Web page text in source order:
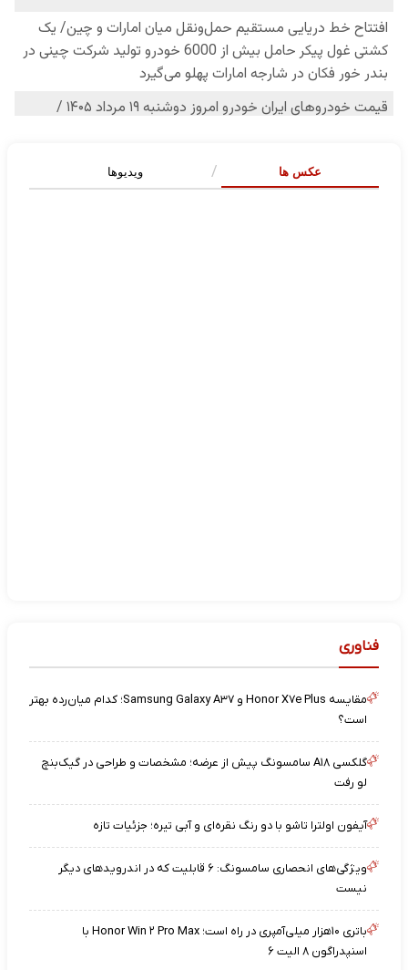
عکس ها ویدیوها
فناوری
مقایسه Honor X۷e Plus و Samsung Galaxy A۳۷؛ کدام میان‌رده بهتر
است؟
گلکسی A۱۸ سامسونگ پیش از عرضه؛ مشخصات و طراحی در گیک‌بنچ
لو رفت
آیفون اولترا تاشو با دو رنگ نقره‌ای و آبی تیره؛ جزئیات تازه
ویژگی‌های انحصاری سامسونگ: ۶ قابلیت که در اندرویدهای دیگر
نیست
باتری ۱۰هزار میلی‌آمپری در راه است؛ Honor Win ۲ Pro Max با
اسنپدراگون ۸ الیت ۶